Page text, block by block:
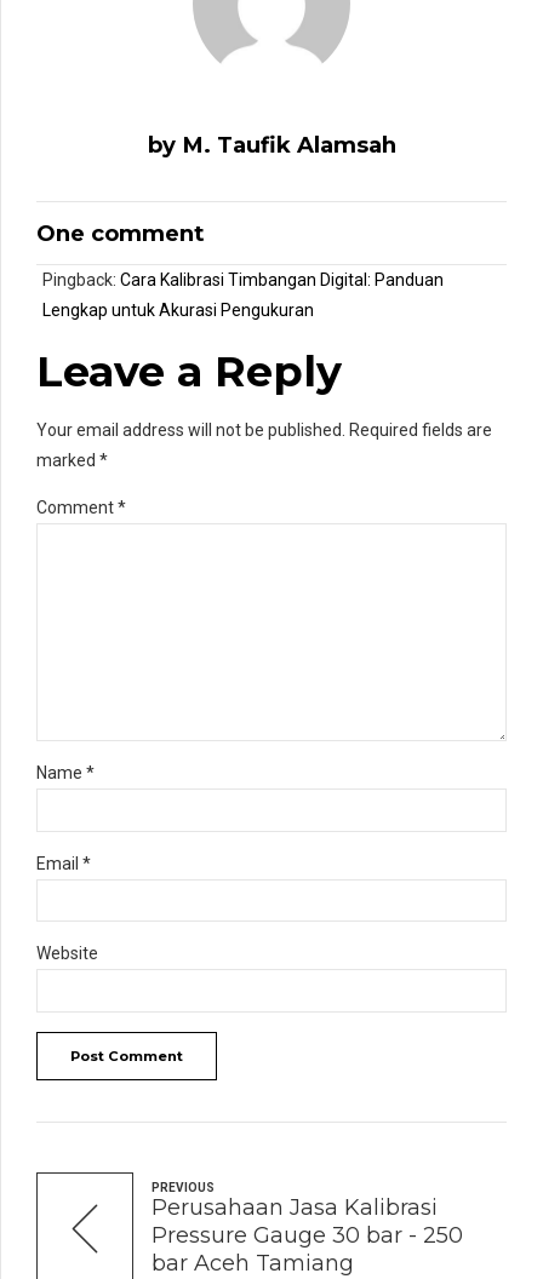
by M. Taufik Alamsah
One comment
Pingback: Cara Kalibrasi Timbangan Digital: Panduan
Lengkap untuk Akurasi Pengukuran
Leave a Reply
Your email address will not be published. Required fields are
marked *
Comment*
Name *
Email *
Website
Post Comment
PREVIOUS
Perusahaan Jasa Kalibrasi
Pressure Gauge 30 bar - 250
bar Aceh Tamiang